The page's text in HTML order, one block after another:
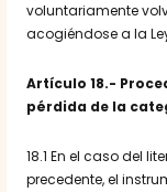
voluntariamente
acogiéndose a la
Artículo 18.-
pérdida de la
18.1 En el caso del
precedente, el